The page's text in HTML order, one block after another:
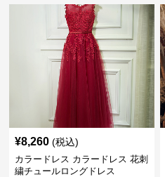
¥8,260 (税込)
カラードレス カラードレス 花刺
繍チュールロングドレス